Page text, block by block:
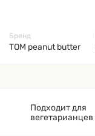
Подходит для
вегетарианцев
Бренд
TOM peanut butter